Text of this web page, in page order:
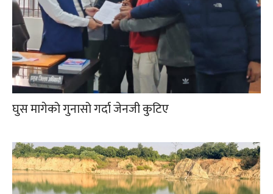
घुस मागेको गुनासो गर्दा जेनजी कुटिए